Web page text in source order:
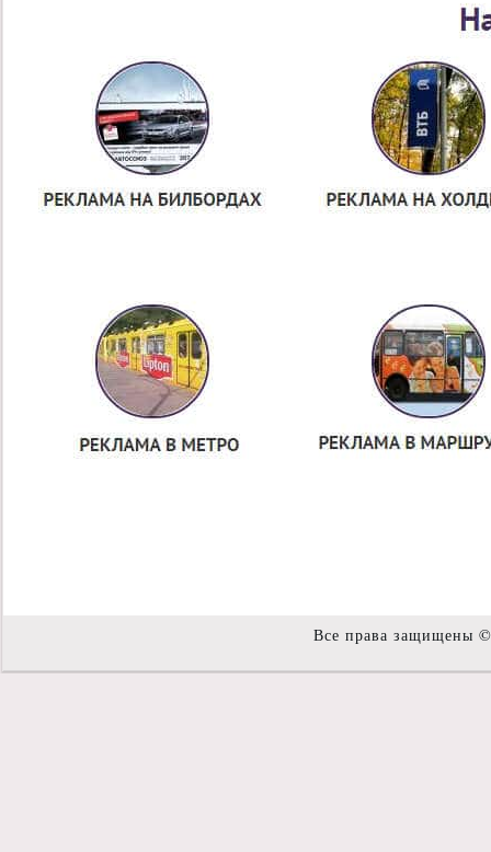
Все права защищены